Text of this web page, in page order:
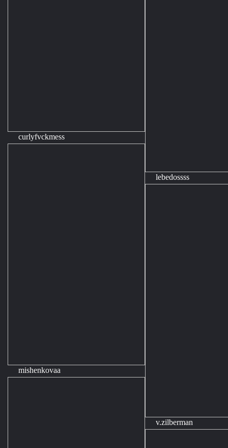
curlyfvckmess
mishenkovaa
lebedossss
v.zilberman